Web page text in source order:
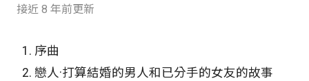
接近 8 年前更新
1. 序曲
2. 戀人·打算結婚的男人和已分手的女友的故事